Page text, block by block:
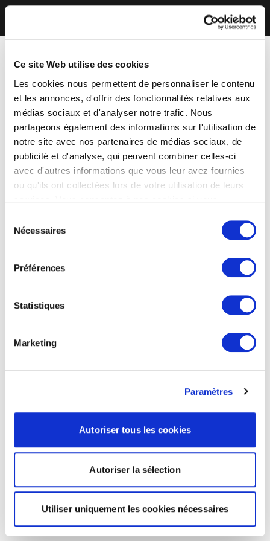
Ce site Web utilise des cookies
Les cookies nous permettent de personnaliser le contenu
et les annonces, d'offrir des fonctionnalités relatives aux
médias sociaux et d'analyser notre trafic. Nous
partageons également des informations sur l'utilisation de
notre site avec nos partenaires de médias sociaux, de
publicité et d'analyse, qui peuvent combiner celles-ci
avec d'autres informations que vous leur avez fournies
ou qu'ils ont collectées lors de votre utilisation de leurs
Nécessaires
Préférences
Statistiques
Marketing
Paramètres
Autoriser tous les cookies
Autoriser la sélection
Utiliser uniquement les cookies nécessaires